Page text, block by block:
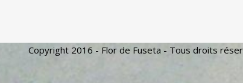
Copyright 2016 - Flor de Fuseta - Tous droits